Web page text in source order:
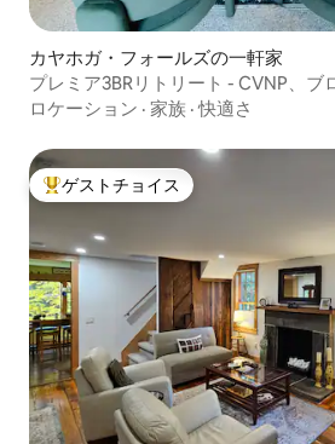
カヤホガ・フォールズの一軒家
プレミア3BRリトリート - CVNP、ブ
ルズ
ロケーション · 家族 ·快適さ
大好評のゲストチョイスです。
ゲストチョイス